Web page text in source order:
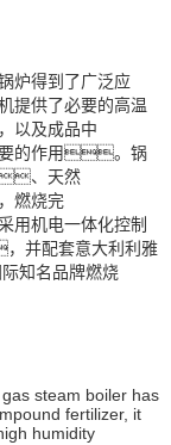
炉得到了广泛应
供了必要的高温
及成品中
的作用。锅
、天然
燃烧完
机电一体化控制
并配套意大利利雅
知名品牌燃烧
steam boiler has
fertilizer, it
humidity